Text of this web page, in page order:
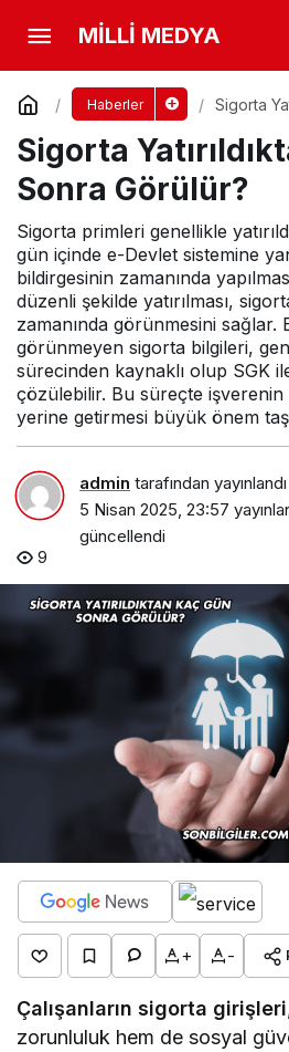
MİLLİ MEDYA
Haberler
Sigorta
Sigorta
Sonra Görülür?
Sigorta primleri genellikle
gün içinde e-Devlet sistemine
bildirgesinin zamanında
düzenli şekilde yatırılması,
zamanında görünmesini sağlar.
görünmeyen sigorta bilgileri,
sürecinden kaynaklı olup SGK
çözülebilir. Bu süreçte
yerine getirmesi büyük önem
admin tarafından yayınlandı
5 Nisan 2025, 23:57
güncellendi
9
+ -
Çalışanların sigorta girişleri
zorunluluk hem de sosyal
Sigorta Yatırıldıktan
Yorum Yap